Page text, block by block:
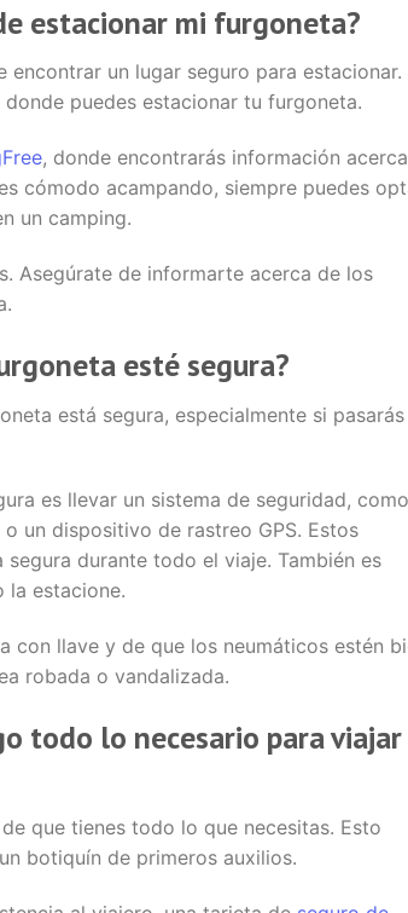
estacionar mi furgoneta?
un lugar seguro para estacionar.
puedes estacionar tu furgoneta.
, donde encontrarás información acerca
cómodo acampando, siempre puedes
un camping.
Asegúrate de informarte acerca de los
esté segura?
está segura, especialmente si
es llevar un sistema de seguridad, como
un dispositivo de rastreo GPS. Estos
durante todo el viaje. También es
la estacione.
con llave y de que los neumáticos estén
robada o vandalizada.
todo lo necesario para viajar
que tienes todo lo que necesitas. Esto
botiquín de primeros auxilios.